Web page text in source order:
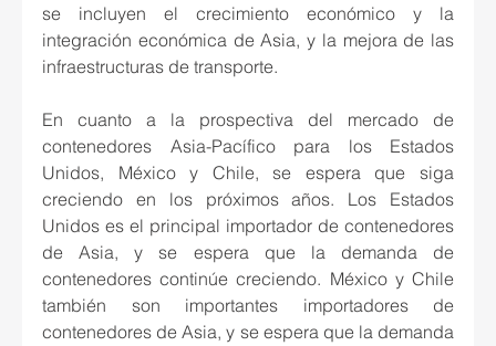
se incluyen el crecimiento económico y la
integración económica de Asia, y la mejora de las
infraestructuras de transporte.
En cuanto a la prospectiva del mercado de
contenedores Asia-Pacífico para los Estados
Unidos, México y Chile, se espera que siga
creciendo en los próximos años. Los Estados
Unidos es el principal importador de contenedores
de Asia, y se espera que la demanda de
contenedores continúe creciendo. México y Chile
también son importantes importadores de
contenedores de Asia, y se espera que la demanda